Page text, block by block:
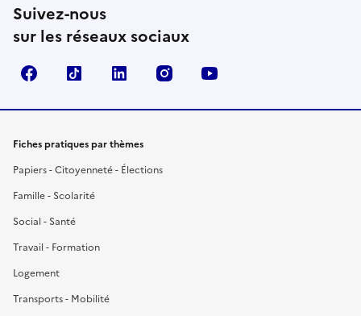
Suivez-nous
sur les réseaux sociaux
FacebookTikTok LinkedIn Instagram
Fiches pratiques par thèmes
Papiers - Citoyenneté - Élections
Famille - Scolarité
Social - Santé
Travail - Formation
Logement
Transports - Mobilité